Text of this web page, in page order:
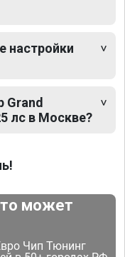
настройки
Grand
лс в Москве?
может
Чип Тюнинг